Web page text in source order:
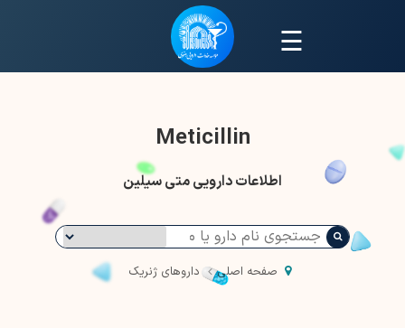
☰
Meticillin
اطلاعات دارویی متی سیلین
صفحه اصلی داروهای ژنریک